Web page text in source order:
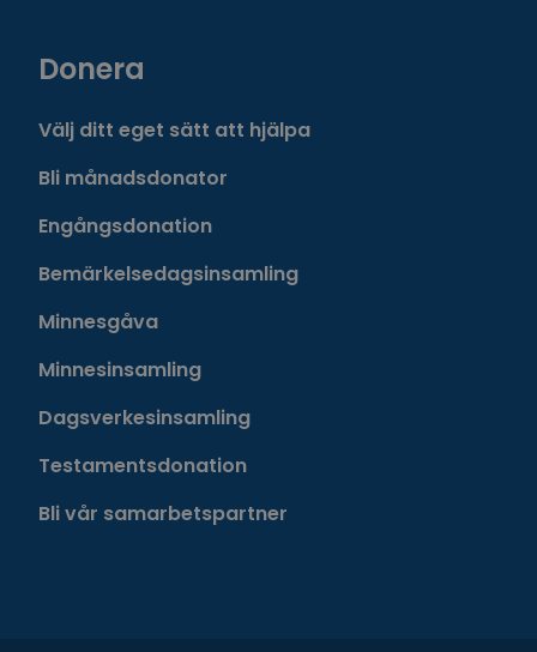
Donera
Välj ditt eget sätt att hjälpa
Bli månadsdonator
Engångsdonation
Bemärkelsedagsinsamling
Minnesgåva
Minnesinsamling
Dagsverkesinsamling
Testamentsdonation
Bli vår samarbetspartner